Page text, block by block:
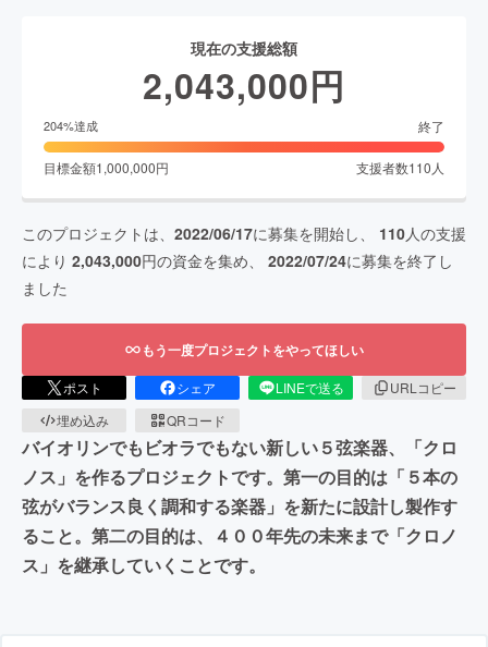
現在の支援総額
2,043,000円
204%達成 終了
目標金額1,000,000円 支援者数110 人
このプロジェクトは、 2022/06/17に募集を開始し、 110人の支援
により 2,043,000円の資金を集め、 2022/07/24に募集を終了し
ました
もう一度プロジェクトをやってほしい
ポスト シェア LINEで送る
URLコピー
埋め込み
QRコード
バイオリンでもビオラでもない新しい５弦楽器、「クロ
ノス」を作るプロジェクトです。第一の目的は「５本の
弦がバランス良く調和する楽器」を新たに設計し製作す
ること。第二の目的は、４００年先の未来まで「クロノ
ス」を継承していくことです。